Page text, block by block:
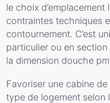
le choix d’emplacement
contraintes techniques
contournement. C’est
particulier ou en
la dimension douche
Favoriser une cabine
type de logement selon